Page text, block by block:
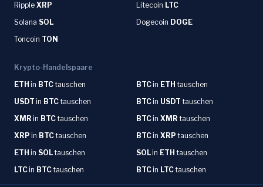
Ripple XRP Litecoin LTC
Solana SOL Dogecoin DOGE
Toncoin TON
Krypto-Handelspaare
ETH in BTCtauschen BTCin ETH tauschen
USDT in BTCtauschen BTCin USDT tauschen
XMR in BTCtauschen BTCin XMR tauschen
XRP in BTCtauschen BTCin XRP tauschen
ETH in SOLtauschen SOLin ETH tauschen
LTCin BTCtauschen BTCin LTCtauschen